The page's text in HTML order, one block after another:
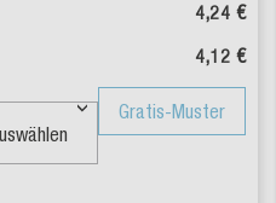
4,24 €
4,12 €
Gratis-Muster